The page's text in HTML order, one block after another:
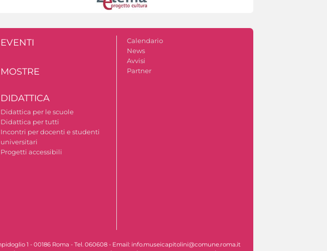
EVENTI
MOSTRE
DIDATTICA
Didattica per le scuole
Didattica per tutti
Incontri per docenti e studenti
universitari
Progetti accessibili
Calendario
News
Avvisi
Partner
1 - 00186 Roma - Tel. 060608 - Email: info.museicapitolini@comune.roma.it